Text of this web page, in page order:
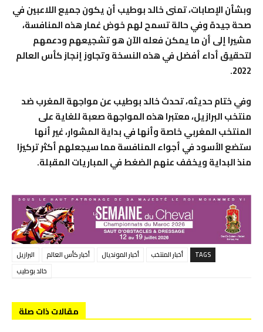
وبشأن الإصابات، تمنى خالد بوطيب أن يكون جميع اللاعبين في
صحة جيدة وفي حالة تسمح لهم خوض غمار هذه المنافسة،
مشيرا إلى أن ما يمكن فعله الآن هو تشجيعهم ودعمهم
لتحقيق أداء أفضل في هذه النسخة وتجاوز إنجاز كأس العالم
2022.
وفي ختام حديثه، تحدث خالد بوطيب عن مواجهة المغرب ضد
منتخب البرازيل، معتبرا هذه المواجهة صعبة للغاية على
المنتخب المغربي خاصة وأنها في بداية المشوار، غير أنها
ستضع الأسود في أجواء المنافسة مما سيجعلهم أكثر تركيزا
منذ البداية ويخفف عنهم الضغط في المباريات المقبلة.
TAGS أخبار المنتخب أخبار المونديال أخبار كأس العالم
البرازيل
خالد بوطيب
مقالات ذات صلة